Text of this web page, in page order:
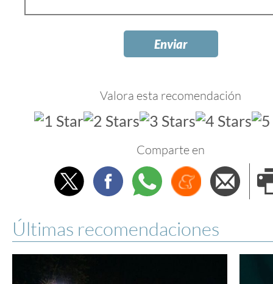
Valora esta recomendación
Comparte en
TwitterFacebookWhatsappMenéame
Últimas recomendaciones